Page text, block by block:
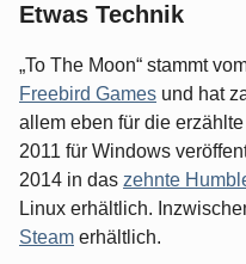
Etwas Technik
„To The Moon“ stammt
Freebird Games und hat
allem eben für die
2011 für Windows
2014 in das zehnte
Linux erhältlich.
Steam erhältlich.